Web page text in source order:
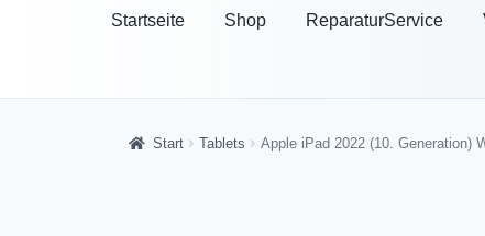
Startseite Shop ReparaturService
Start Tablets Apple iPad 2022 (10. Generation)